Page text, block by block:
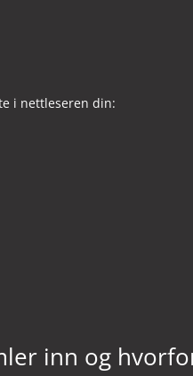
i nettleseren din:
inn og